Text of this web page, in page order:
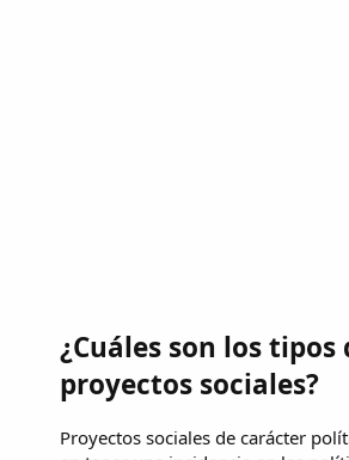
¿Cuáles son los tipos
proyectos sociales?
Proyectos sociales de carácter